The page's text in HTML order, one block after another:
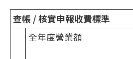
查帳 / 核實申報收費標準
全年度營業額